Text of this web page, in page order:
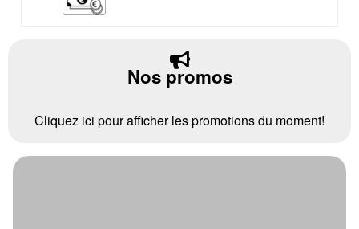
Nos promos
Cliquez ici pour afficher les promotions du moment!